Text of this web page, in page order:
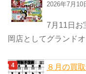
2026年7月10
7月11日お
岡店としてグランド
８月の買